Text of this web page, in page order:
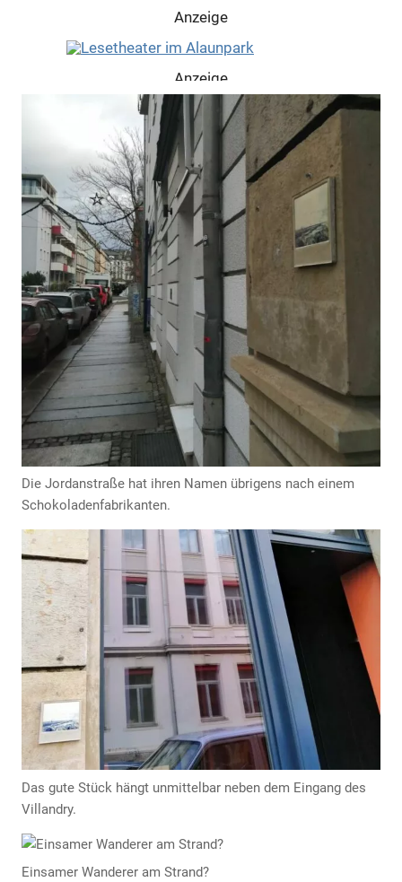
Anzeige
Anzeige
Anzeige
Anzeige
Anzeige
Die Jordanstraße hat ihren Namen übrigens nach einem
Schokoladenfabrikanten.
Das gute Stück hängt unmittelbar neben dem Eingang des
Villandry.
Einsamer Wanderer am Strand?